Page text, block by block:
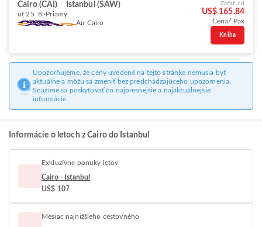
Cairo (CAI) Istanbul (SAW)
ut 25. 8. Priamy
Air Cairo
Začať od
US$ 165.84
Cena/ Pax
Kniha
Upozorňujeme, že ceny uvedené na tejto stránke nemusia byť
aktuálne a môžu sa zmeniť bez predchádzajúceho upozornenia.
Snažíme sa poskytovať čo najpresnejšie a najaktuálnejšie
informácie.
Informácie o letoch z Cairo do Istanbul
Exkluzívne ponuky letov
Cairo - Istanbul
US$ 107
Mesiac najnižšieho cestovného